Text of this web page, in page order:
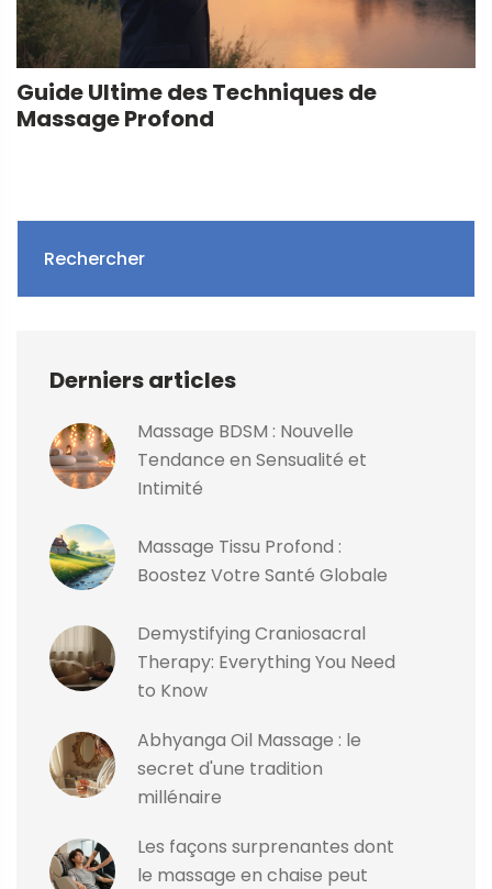
Guide Ultime des Techniques de
Massage Profond
Rechercher
Derniers articles
Massage BDSM : Nouvelle
Tendance en Sensualité et
Intimité
Massage Tissu Profond :
Boostez Votre Santé Globale
Demystifying Craniosacral
Therapy: Everything You Need
to Know
Abhyanga Oil Massage : le
secret d'une tradition
millénaire
Les façons surprenantes dont
le massage en chaise peut